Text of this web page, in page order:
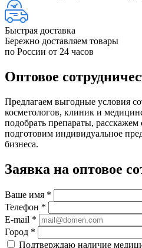
Быстрая доставка
Бережно доставляем товары
по России от 24 часов
Оптовое
Предлагаем выгодные условия
косметологов, клиник и
подобрать препараты, расскажем
подготовим индивидуальное
бизнеса.
Заявка на оптовое
Ваше имя *
Телефон *
E-mail *
Город *
Подтверждаю наличие